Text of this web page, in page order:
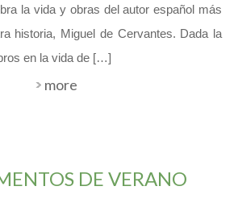
la vida y obras del autor español más
historia, Miguel de Cervantes. Dada la
en la vida de […]
more
DE VERANO